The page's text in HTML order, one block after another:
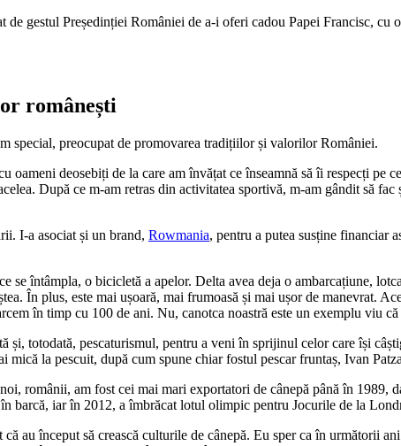
gestul Președinției României de a-i oferi cadou Papei Francisc, cu
românești
special, preocupat de promovarea tradițiilor și valorilor României.
deosebiți de la care am învățat ce înseamnă să îi respecți pe
După ce m-am retras din activitatea sportivă, m-am gândit să fac
I-a asociat și un brand, Rowmania, pentru a putea susține financiar
întâmpla, o bicicletă a apelor. Delta avea deja o ambarcațiune,
În plus, este mai ușoară, mai frumoasă și mai ușor de manevrat.
în timp cu 100 de ani. Nu, canotca noastră este un exemplu viu
totodată, pescaturismul, pentru a veni în sprijinul celor care își
la pescuit, după cum spune chiar fostul pescar fruntaș, Ivan
românii, am fost cei mai mari exportatori de cânepă până în 1989,
barcă, iar în 2012, a îmbrăcat lotul olimpic pentru Jocurile de la
început să crească culturile de cânepă. Eu sper ca în următorii ani